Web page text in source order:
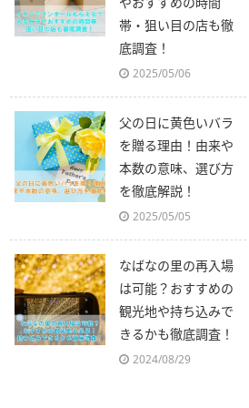
帯・狙い目の店も徹
底調査！
2025/05/06
父の日に黄色いバラ
を贈る理由！由来や
本数の意味、選び方
を徹底解説！
2025/05/05
なばなの里の再入場
は可能？おすすめの
観光地や持ち込みで
きるかも徹底調査！
2024/08/29